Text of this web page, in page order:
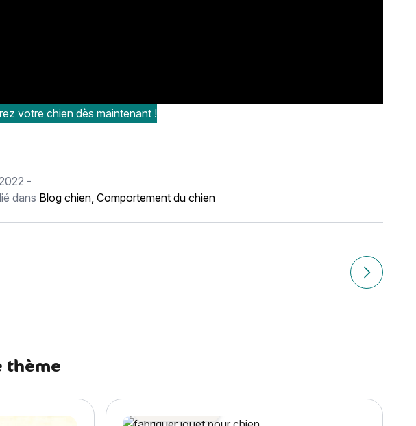
votre chien dès maintenant !
-
dans Blog chien, Comportement du chien
possible ? Article
thème